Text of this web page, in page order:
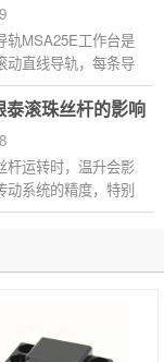
多，所以在
此我们也是
针对于一...
去涂敷防锈油呢？
轨MSA25E工作台是
动直线导轨，每条导
滑块，以保证移动的
直的两个目标：一．
的直线度误差达在
官网
泰滚珠丝杆的影响
杆运转时，温升会影
动系统的精度，特别
精度的机械。 以下